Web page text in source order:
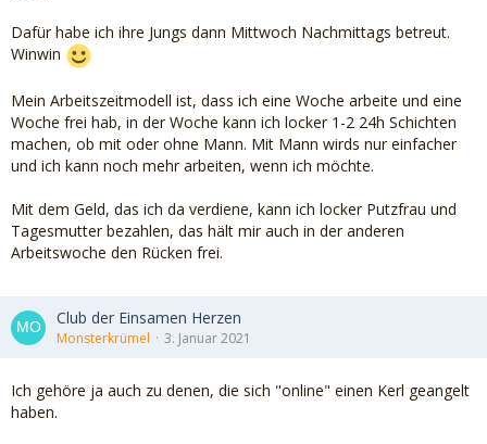
Dafür habe ich ihre Jungs dann Mittwoch Nachmittags betreut.
Winwin
Mein Arbeitszeitmodell ist, dass ich eine Woche arbeite und eine
Woche frei hab, in der Woche kann ich locker 1-2 24h Schichten
machen, ob mit oder ohne Mann. Mit Mann wirds nur einfacher
und ich kann noch mehr arbeiten, wenn ich möchte.
Mit dem Geld, das ich da verdiene, kann ich locker Putzfrau und
Tagesmutter bezahlen, das hält mir auch in der anderen
Arbeitswoche den Rücken frei.
Club der Einsamen Herzen
Monsterkrümel 3. Januar 2021
Ich gehöre ja auch zu denen, die sich "online" einen Kerl geangelt
haben.